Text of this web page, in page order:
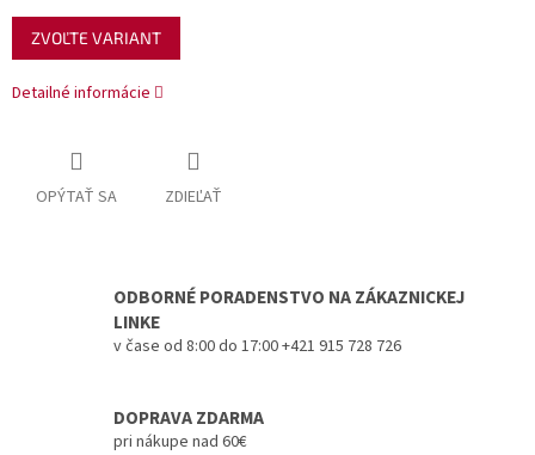
Jednotková
cena:
ZVOĽTE VARIANT
Detailné informácie
OPÝTAŤ SA ZDIEĽAŤ
ODBORNÉ PORADENSTVO NA ZÁKAZNICKEJ
LINKE
v čase od 8:00 do 17:00 +421 915 728 726
DOPRAVA ZDARMA
pri nákupe nad 60€